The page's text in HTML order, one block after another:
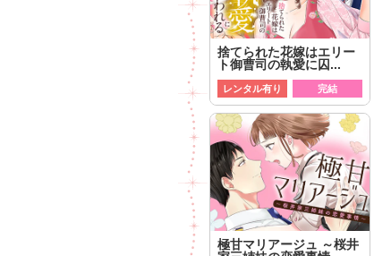
捨てられた花嫁はエリー
ト御曹司の執愛に囚...
レンタル有り 完結
極甘マリアージュ ～桜井